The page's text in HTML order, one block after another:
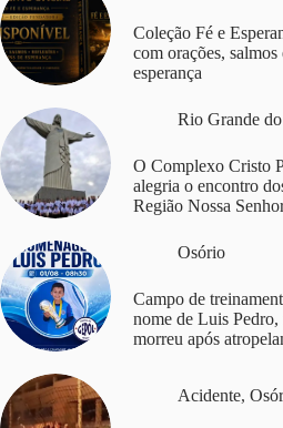
Coleção Fé e
com orações, salmos
esperança
Rio Grande
O Complexo Cristo
alegria o encontro
Região Nossa
Osório
Campo de
nome de Luis
morreu após
Acidente,